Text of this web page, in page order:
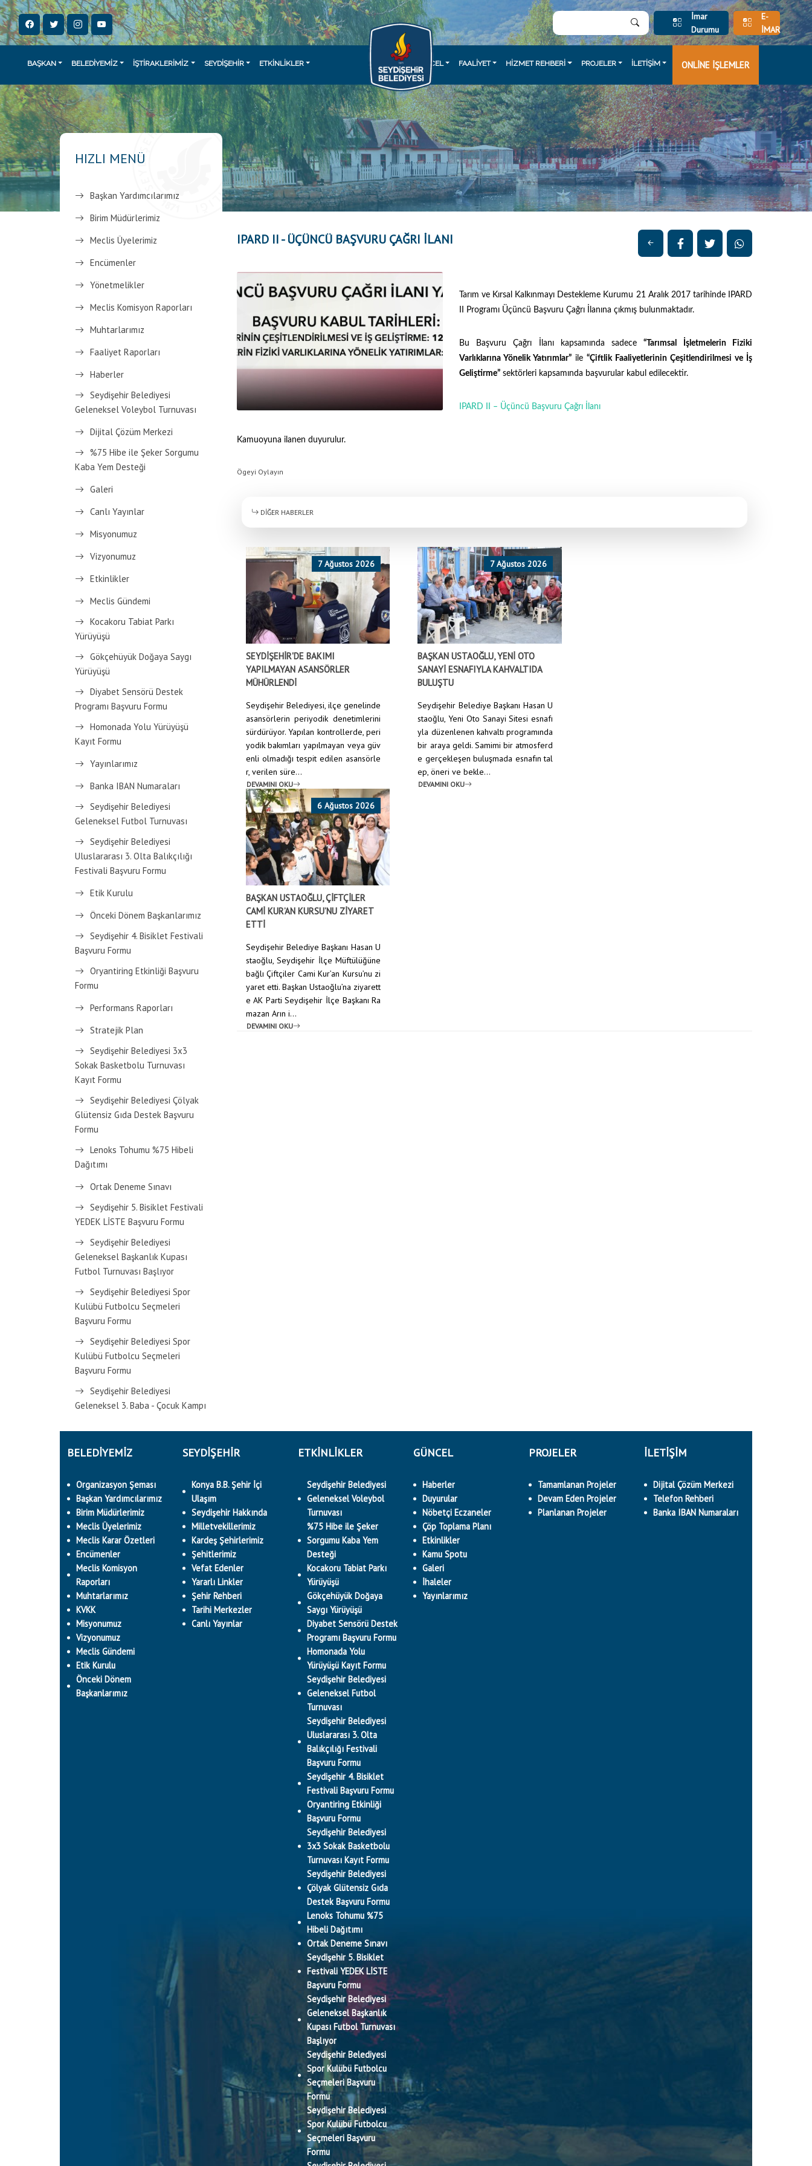
İmar
Durumu
E-
İMAR
BAŞKAN BELEDİYEMİZ İŞTİRAKLERİMİZ SEYDİŞEHİR ETKINLIKLER GÜNCEL FAALİYET HİZMET REHBERİ PROJELER İLETİŞİM ONLİNE İŞLEMLER
HIZLI MENÜ
Başkan Yardımcılarımız
Birim Müdürlerimiz
Meclis Üyelerimiz
Encümenler
Yönetmelikler
Meclis Komisyon Raporları
Muhtarlarımız
Faaliyet Raporları
Haberler
Seydişehir Belediyesi
Geleneksel Voleybol Turnuvası
Dijital Çözüm Merkezi
%75 Hibe ile Şeker Sorgumu
Kaba Yem Desteği
Galeri
Canlı Yayınlar
Misyonumuz
Vizyonumuz
Etkinlikler
Meclis Gündemi
Kocakoru Tabiat Parkı
Yürüyüşü
Gökçehüyük Doğaya Saygı
Yürüyüşü
Diyabet Sensörü Destek
Programı Başvuru Formu
Homonada Yolu Yürüyüşü
Kayıt Formu
Yayınlarımız
Banka IBAN Numaraları
Seydişehir Belediyesi
Geleneksel Futbol Turnuvası
Seydişehir Belediyesi
Uluslararası 3. Olta Balıkçılığı
Festivali Başvuru Formu
Etik Kurulu
Önceki Dönem Başkanlarımız
Seydişehir 4. Bisiklet Festivali
Başvuru Formu
Oryantiring Etkinliği Başvuru
Formu
Performans Raporları
Stratejik Plan
Seydişehir Belediyesi 3x3
Sokak Basketbolu Turnuvası
Kayıt Formu
Seydişehir Belediyesi Çölyak
Glütensiz Gıda Destek Başvuru
Formu
Lenoks Tohumu %75 Hibeli
Dağıtımı
Ortak Deneme Sınavı
Seydişehir 5. Bisiklet Festivali
YEDEK LİSTE Başvuru Formu
Seydişehir Belediyesi
Geleneksel Başkanlık Kupası
Futbol Turnuvası Başlıyor
Seydişehir Belediyesi Spor
Kulübü Futbolcu Seçmeleri
Başvuru Formu
Seydişehir Belediyesi Spor
Kulübü Futbolcu Seçmeleri
Başvuru Formu
Seydişehir Belediyesi
Geleneksel 3. Baba - Çocuk Kampı
IPARD II - ÜÇÜNCÜ BAŞVURU ÇAĞRI İLANI
Tarım ve Kırsal Kalkınmayı Destekleme Kurumu 21 Aralık 2017 tarihinde IPARD
II Programı Üçüncü Başvuru Çağrı İlanına çıkmış bulunmaktadır.
Bu Başvuru Çağrı İlanı kapsamında sadece“Tarımsal İşletmelerin Fiziki
Varlıklarına Yönelik Yatırımlar”ile “Çiftlik Faaliyetlerinin Çeşitlendirilmesi ve İş
Geliştirme”sektörleri kapsamında başvurular kabul edilecektir.
IPARD II – Üçüncü Başvuru Çağrı İlanı
Kamuoyuna ilanen duyurulur.
Ögeyi Oylayın
DİĞER HABERLER
7 Ağustos 2026
SEYDİŞEHİR'DE BAKIMI
YAPILMAYAN ASANSÖRLER
MÜHÜRLENDİ
Seydişehir Belediyesi, ilçe genelinde
asansörlerin periyodik denetimlerini
sürdürüyor. Yapılan kontrollerde, peri
yodik bakımları yapılmayan veya güv
enli olmadığı tespit edilen asansörle
r, verilen süre...
DEVAMINI OKU
7 Ağustos 2026
BAŞKAN USTAOĞLU, YENİ OTO
SANAYİ ESNAFIYLA KAHVALTIDA
BULUŞTU
Seydişehir Belediye Başkanı Hasan U
staoğlu, Yeni Oto Sanayi Sitesi esnafı
yla düzenlenen kahvaltı programında
bir araya geldi. Samimi bir atmosferd
e gerçekleşen buluşmada esnafın tal
ep, öneri ve bekle...
DEVAMINI OKU
6 Ağustos 2026
BAŞKAN USTAOĞLU, ÇİFTÇİLER
CAMİ KUR’AN KURSU’NU ZİYARET
ETTİ
Seydişehir Belediye Başkanı Hasan U
staoğlu, Seydişehir İlçe Müftülüğüne
bağlı Çiftçiler Cami Kur’an Kursu’nu zi
yaret etti. Başkan Ustaoğlu’na ziyarett
e AK Parti Seydişehir İlçe Başkanı Ra
mazan Arın i...
DEVAMINI OKU
BELEDİYEMİZ
Organizasyon Şeması
Başkan Yardımcılarımız
Birim Müdürlerimiz
Meclis Üyelerimiz
Meclis Karar Özetleri
Encümenler
Meclis Komisyon
Raporları
Muhtarlarımız
KVKK
Misyonumuz
Vizyonumuz
Meclis Gündemi
Etik Kurulu
Önceki Dönem
Başkanlarımız
SEYDİŞEHİR
Konya B.B. Şehir İçi
Ulaşım
Seydişehir Hakkında
Milletvekillerimiz
Kardeş Şehirlerimiz
Şehitlerimiz
Vefat Edenler
Yararlı Linkler
Şehir Rehberi
Tarihi Merkezler
Canlı Yayınlar
ETKINLIKLER
Seydişehir Belediyesi
Geleneksel Voleybol
Turnuvası
%75 Hibe ile Şeker
Sorgumu Kaba Yem
Desteği
Kocakoru Tabiat Parkı
Yürüyüşü
Gökçehüyük Doğaya
Saygı Yürüyüşü
Diyabet Sensörü Destek
Programı Başvuru Formu
Homonada Yolu
Yürüyüşü Kayıt Formu
Seydişehir Belediyesi
Geleneksel Futbol
Turnuvası
Seydişehir Belediyesi
Uluslararası 3. Olta
Balıkçılığı Festivali
Başvuru Formu
Seydişehir 4. Bisiklet
Festivali Başvuru Formu
Oryantiring Etkinliği
Başvuru Formu
Seydişehir Belediyesi
3x3 Sokak Basketbolu
Turnuvası Kayıt Formu
Seydişehir Belediyesi
Çölyak Glütensiz Gıda
Destek Başvuru Formu
Lenoks Tohumu %75
Hibeli Dağıtımı
Ortak Deneme Sınavı
Seydişehir 5. Bisiklet
Festivali YEDEK LİSTE
Başvuru Formu
Seydişehir Belediyesi
Geleneksel Başkanlık
Kupası Futbol Turnuvası
Başlıyor
Seydişehir Belediyesi
Spor Kulübü Futbolcu
Seçmeleri Başvuru
Formu
Seydişehir Belediyesi
Spor Kulübü Futbolcu
Seçmeleri Başvuru
Formu
GÜNCEL
Haberler
Duyurular
Nöbetçi Eczaneler
Çöp Toplama Planı
Etkinlikler
Kamu Spotu
Galeri
İhaleler
Yayınlarımız
PROJELER
Tamamlanan Projeler
Devam Eden Projeler
Planlanan Projeler
İLETİŞİM
Dijital Çözüm Merkezi
Telefon Rehberi
Banka IBAN Numaraları